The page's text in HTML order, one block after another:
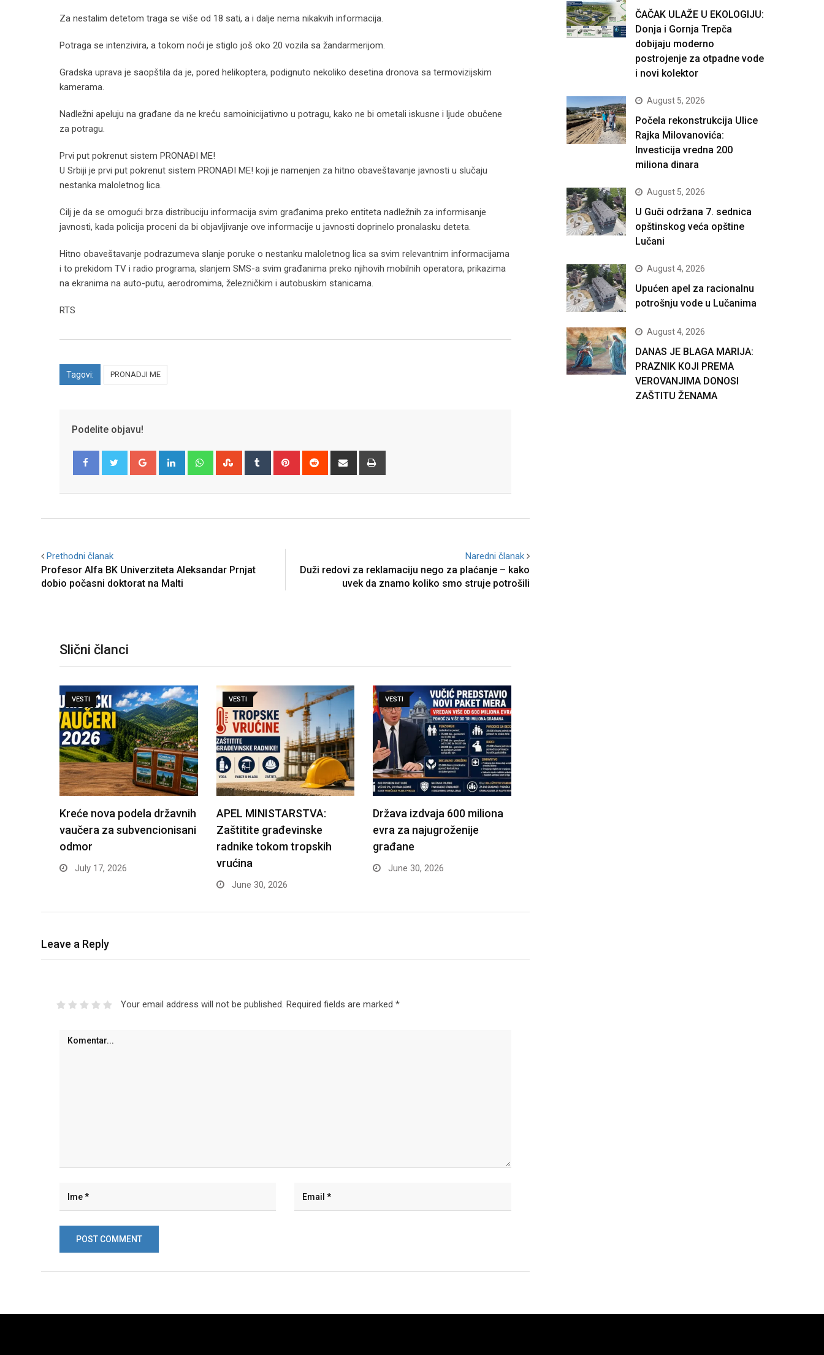
Za nestalim detetom traga se više od 18 sati, a i dalje nema nikakvih informacija.
Potraga se intenzivira, a tokom noći je stiglo još oko 20 vozila sa žandarmerijom.
Gradska uprava je saopštila da je, pored helikoptera, podignuto nekoliko desetina dronova sa termovizijskim
kamerama.
Nadležni apeluju na građane da ne kreću samoinicijativno u potragu, kako ne bi ometali iskusne i ljude obučene
za potragu.
Prvi put pokrenut sistem PRONAĐI ME!
U Srbiji je prvi put pokrenut sistem PRONAĐI ME! koji je namenjen za hitno obaveštavanje javnosti u slučaju
nestanka maloletnog lica.
Cilj je da se omogući brza distribuciju informacija svim građanima preko entiteta nadležnih za informisanje
javnosti, kada policija proceni da bi objavljivanje ove informacije u javnosti doprinelo pronalasku deteta.
Hitno obaveštavanje podrazumeva slanje poruke o nestanku maloletnog lica sa svim relevantnim informacijama
i to prekidom TV i radio programa, slanjem SMS-a svim građanima preko njihovih mobilnih operatora, prikazima
na ekranima na auto-putu, aerodromima, železničkim i autobuskim stanicama.
RTS
Tagovi: PRONADJI ME
Podelite objavu!
Google+ LinkedIn WhatsappStumbleUpon
Tumblr Pinterest Reddit
Share
Prethodni članak
Profesor Alfa BK Univerziteta Aleksandar Prnjat
dobio počasni doktorat na Malti
Naredni članak
Duži redovi za reklamaciju nego za plaćanje – kako
uvek da znamo koliko smo struje potrošili
Slični članci
VESTI
Kreće nova podela državnih
vaučera za subvencionisani
odmor
July 17, 2026
VESTI
APEL MINISTARSTVA:
Zaštitite građevinske
radnike tokom tropskih
vrućina
June 30, 2026
VESTI
Država izdvaja 600 miliona
evra za najugroženije
građane
June 30, 2026
Leave a Reply
Your email address will not be published. Required fields are marked *
ČAČAK ULAŽE U EKOLOGIJU:
Donja i Gornja Trepča
dobijaju moderno
postrojenje za otpadne vode
i novi kolektor
August 5, 2026
Počela rekonstrukcija Ulice
Rajka Milovanovića:
Investicija vredna 200
miliona dinara
August 5, 2026
U Guči održana 7. sednica
opštinskog veća opštine
Lučani
August 4, 2026
Upućen apel za racionalnu
potrošnju vode u Lučanima
August 4, 2026
DANAS JE BLAGA MARIJA:
PRAZNIK KOJI PREMA
VEROVANJIMA DONOSI
ZAŠTITU ŽENAMA